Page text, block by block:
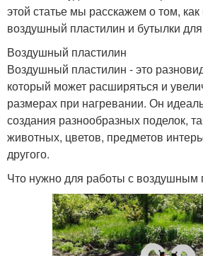
этой статье мы расскажем о том, как
воздушный пластилин и бутылки
Воздушный пластилин
Воздушный пластилин - это
который может расширяться и
размерах при нагревании. Он
создания разнообразных поделок,
животных, цветов, предметов
другого.
Что нужно для работы с воздушным